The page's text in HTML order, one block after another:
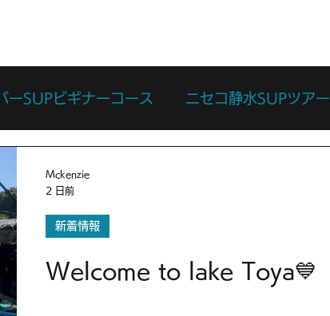
ーSUPビギナーコース ニセコ静水SUPツアー
ー
験 リバーSUP体験
Welcome to lake Toya💙
新着情報
Mckenzie
2 日前